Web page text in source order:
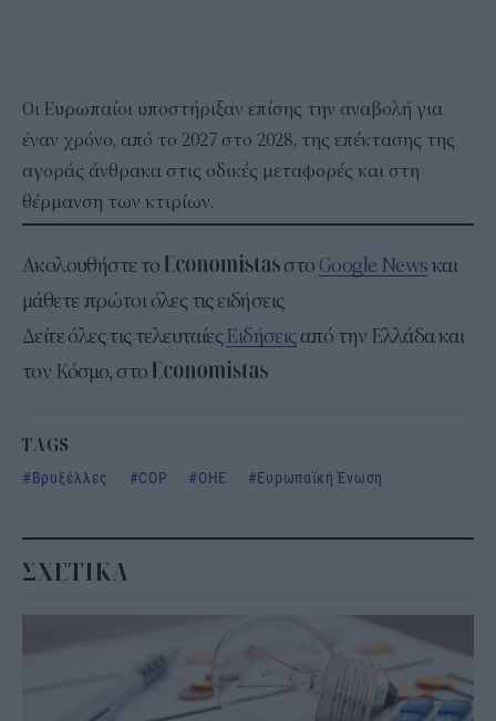
Οι Ευρωπαίοι υποστήριξαν επίσης την αναβολή για
έναν χρόνο, από το 2027 στο 2028, της επέκτασης της
αγοράς άνθρακα στις οδικές μεταφορές και στη
θέρμανση των κτιρίων.
Ακολουθήστε το στο Google Newsκαι
μάθετε πρώτοι όλες τις ειδήσεις
Δείτε όλες τις τελευταίεςΕιδήσειςαπό την Ελλάδα και
τον Κόσμο, στο
TAGS
Βρυξέλλες
COP ΟΗΕ Ευρωπαϊκή Ένωση
ΣΧΕΤΙΚΑ